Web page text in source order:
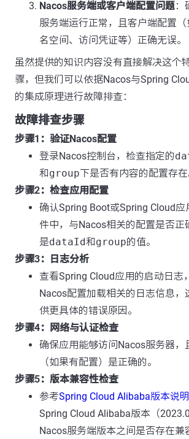
Nacos服务端或客户端配置问题：
服务端运行正常，且客户端配置
名空间、访问凭证等）正确无误。
虽然提供的知识内容没有直接解决这个
骤，但我们可以依据Nacos与Spring
的集成原理进行故障排查：
故障排查步骤
步骤1：验证Nacos配置
登录Nacos控制台，检查指定的
和group下是否有内容的配置存在
步骤2：检查应用配置
确认Spring Boot或Spring Cloud应
件中，与Nacos相关的配置是否正
是dataId和group的值。
步骤3：日志分析
查看Spring Cloud应用的启动日志
Nacos配置加载相关的日志信息，
供更具体的错误原因。
步骤4：网络与认证检查
确保应用能够访问Nacos服务器，
（如果有配置）是正确的。
步骤5：版本兼容性检查
参考Spring Cloud Alibaba版本说明
Spring Cloud Alibaba版本（
Nacos服务端版本之间是否存在兼